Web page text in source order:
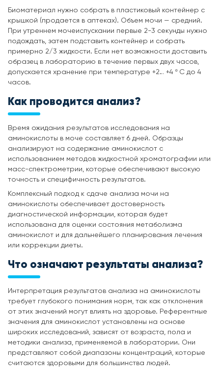
Биоматериал нужно собрать в пластиковый контейнер с
крышкой (продается в аптеках). Объем мочи — средний.
При утреннем мочеиспускании первые 2-3 секунды нужно
подождать, затем подставить контейнер и собрать
примерно 2/3 жидкости. Если нет возможности доставить
образец в лабораторию в течение первых двух часов,
допускается хранение при температуре +2… +4 º С до 4
часов.
Как проводится анализ?
Время ожидания результатов исследования на
аминокислоты в моче составляет 6 дней. Образцы
анализируют на содержание аминокислот с
использованием методов жидкостной хроматографии или
масс-спектрометрии, которые обеспечивают высокую
точность и специфичность результатов.
Комплексный подход к сдаче анализа мочи на
аминокислоты обеспечивает достоверность
диагностической информации, которая будет
использована для оценки состояния метаболизма
аминокислот и для дальнейшего планирования лечения
или коррекции диеты.
Что означают результаты анализа?
Интерпретация результатов анализа на аминокислоты
требует глубокого понимания норм, так как отклонения
от этих значений могут влиять на здоровье. Референтные
значения для аминокислот установлены на основе
широких исследований, зависят от возраста, пола и
методики анализа, применяемой в лаборатории. Они
представляют собой диапазоны концентраций, которые
считаются здоровыми для большинства людей.